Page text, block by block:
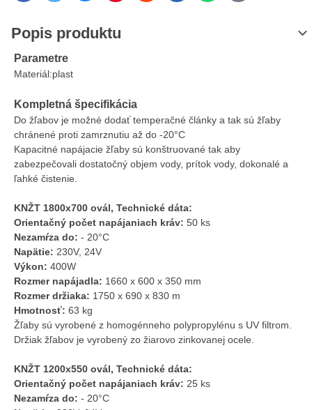
Popis produktu
Parametre
Materiál:plast
Kompletná špecifikácia
Do žľabov je možné dodať temperačné články a tak sú žľaby
chránené proti zamrznutiu až do -20°C
Kapacitné napájacie žľaby sú konštruované tak aby
zabezpečovali dostatočný objem vody, prítok vody, dokonalé a
ľahké čistenie.
KNŽT 1800x700 ovál, Technické dáta:
Orientačný počet napájaniach kráv: 50 ks
Nezamŕza do: - 20°C
Napätie: 230V, 24V
Výkon: 400W
Rozmer napájadla: 1660 x 600 x 350 mm
Rozmer držiaka: 1750 x 690 x 830 m
Hmotnosť: 63 kg
Žľaby sú vyrobené z homogénneho polypropylénu s UV filtrom.
Držiak žľabov je vyrobený zo žiarovo zinkovanej ocele.
KNŽT 1200x550 ovál, Technické dáta:
Orientačný počet napájaniach kráv: 25 ks
Nezamŕza do: - 20°C